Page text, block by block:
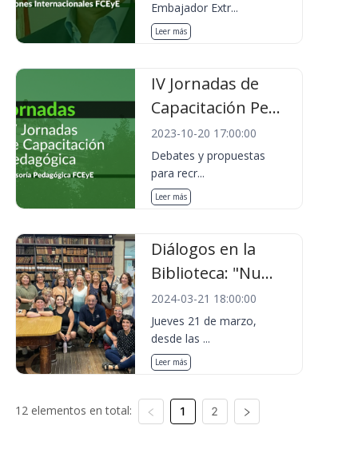
Embajador Extr...
Leer más
IV Jornadas de
Capacitación Pe...
2023-10-20 17:00:00
Debates y propuestas
para recr...
Leer más
Diálogos en la
Biblioteca: "Nu...
2024-03-21 18:00:00
Jueves 21 de marzo,
desde las ...
Leer más
12 elementos en total: 1 2